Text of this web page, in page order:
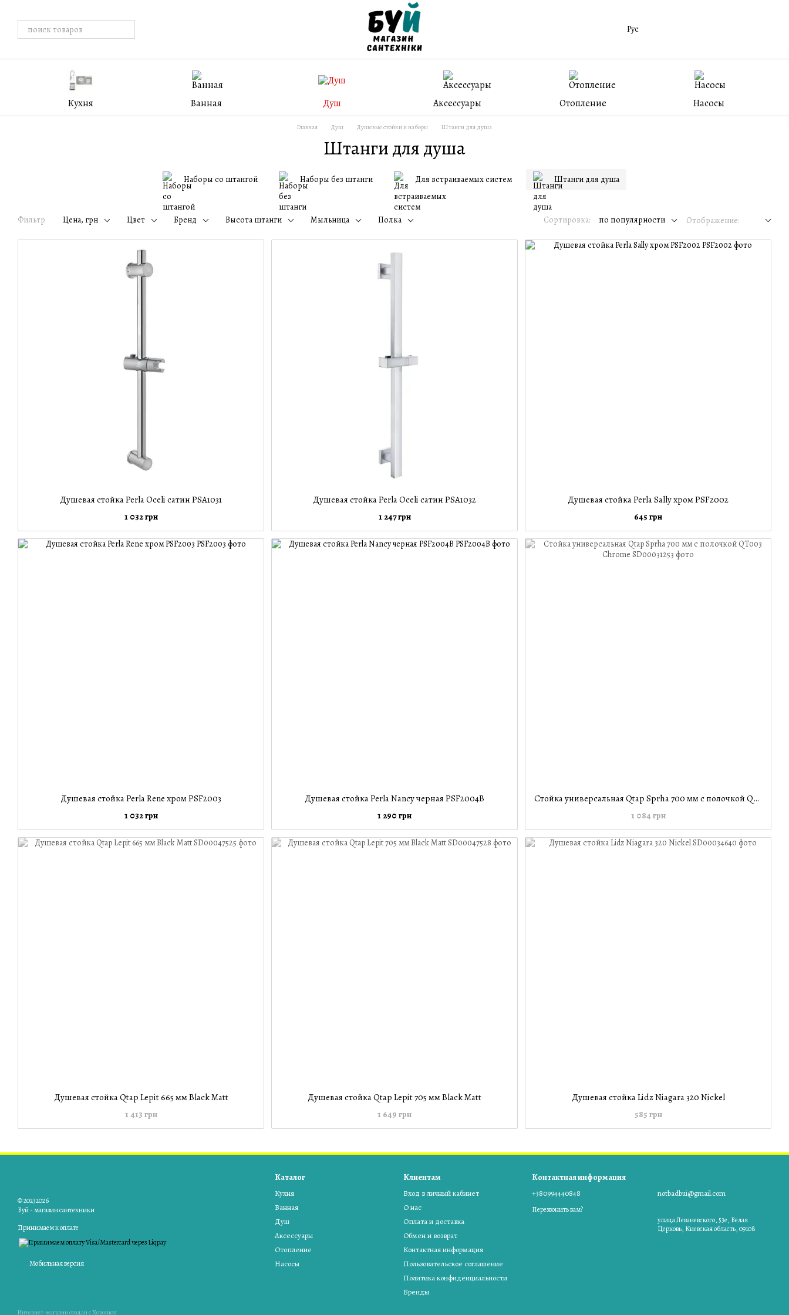
Рус
Кухня Ванная Душ Аксессуары Отопление Насосы
Главная Душ Душевые стойки и наборы Штанги для душа
Штанги для душа
Наборы со штангой Наборы без штанги Для встраиваемых систем Штанги для душа
Фильтр Цена, грн Цвет Бренд Высота штанги Мыльница Полка Сортировка: по популярности Отображение:
Душевая стойка Perla Oceli сатин PSA1031
1 032 грн
Душевая стойка Perla Oceli сатин PSA1032
1 247 грн
Душевая стойка Perla Sally хром PSF2002
645 грн
Душевая стойка Perla Rene хром PSF2003
1 032 грн
Душевая стойка Perla Nancy черная PSF2004B
1 290 грн
Стойка универсальная Qtap Sprha 700 мм с полочкой QT003 Chrome
1 084 грн
Душевая стойка Qtap Lepit 665 мм Black Matt
1 413 грн
Душевая стойка Qtap Lepit 705 мм Black Matt
1 649 грн
Душевая стойка Lidz Niagara 320 Nickel
585 грн
© 20232026
Буй - магазин сантехники
Принимаем к оплате
Мобильная версия
Интернет-магазин создан с Хорошоп
Каталог
Кухня
Ванная
Душ
Аксессуары
Отопление
Насосы
Клиентам
Вход в личный кабинет
О нас
Оплата и доставка
Обмен и возврат
Контактная информация
Пользовательское соглашение
Политика конфиденциальности
Бренды
Контактная информация
+380994440848
Перезвонить вам?
notbadbui@gmail.com
улица Леваневского, 53е, Белая
Церковь, Киевская область, 09108